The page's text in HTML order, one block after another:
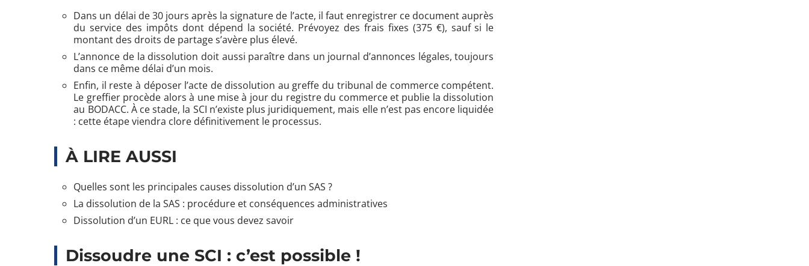
Dans un délai de 30 jours après la signature de l’acte, il faut enregistrer ce document auprès
du service des impôts dont dépend la société. Prévoyez des frais fixes (375 €), sauf si le
montant des droits de partage s’avère plus élevé.
L’annonce de la dissolution doit aussi paraître dans un journal d’annonces légales, toujours
dans ce même délai d’un mois.
Enfin, il reste à déposer l’acte de dissolution au greffe du tribunal de commerce compétent.
Le greffier procède alors à une mise à jour du registre du commerce et publie la dissolution
au BODACC. À ce stade, la SCI n’existe plus juridiquement, mais elle n’est pas encore liquidée
: cette étape viendra clore définitivement le processus.
À LIRE AUSSI
Quelles sont les principales causes dissolution d’un SAS ?
La dissolution de la SAS : procédure et conséquences administratives
Dissolution d’un EURL : ce que vous devez savoir
Dissoudre une SCI : c’est possible !